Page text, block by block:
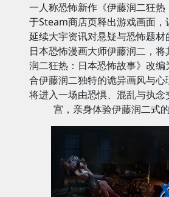
一人称恐怖新作《伊藤润二狂热
于Steam商店页释出游戏画面，
延续大宇资讯对悬疑与恐怖题
日本恐怖漫画大师伊藤润二，
润二狂热：日本恐怖故事》改编
合伊藤润二独特的诡异画风与心
将进入一场由恐惧、混乱与执念
宫，亲身体验伊藤润二式的